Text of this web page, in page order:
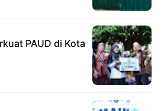
PAUD di Kota